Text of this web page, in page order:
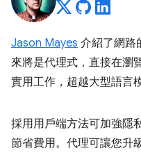
Jason Mayes 介紹了網路
來將是代理式，直接在瀏
實用工作，超越大型語言
採用用戶端方法可加強隱
節省費用。代理可讓您升